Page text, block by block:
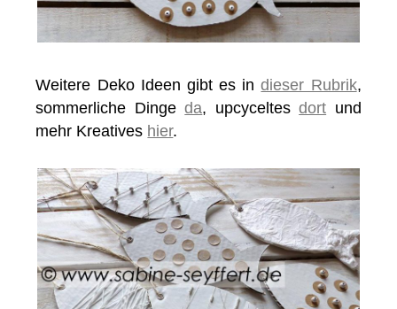
Weitere Deko Ideen gibt es indieser Rubrik,
sommerliche Dingeda, upcyceltesdort und
mehr Kreatives hier.